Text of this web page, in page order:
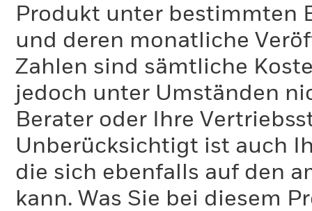
Produkt unter bestimmten
und deren monatliche
Zahlen sind sämtliche
jedoch unter Umständen
Berater oder Ihre
Unberücksichtigt ist auch
die sich ebenfalls auf den
kann. Was Sie bei diesem